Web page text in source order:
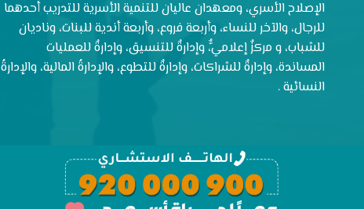
الإصلاح الأسري، ومعهدان عاليان للتنمية الأسرية للتدريب أحدهما
للرجال، والآخر للنساء، وأربعة فروع، وأربعة أندية للبنات، وناديان
للشباب، و مركزٌ إعلاميٌّ، وإدارةٌ للتنسيق، وإدارةٌ للعمليات
المساندة، وإدارةٌ للشراكات، وإدارةٌ للتطوع، والإدارةُ المالية، والإدارةُ
النسائية .